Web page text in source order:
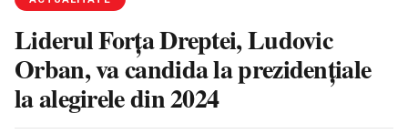
Liderul Forţa Dreptei, Ludovic
Orban, va candida la prezidenţiale
la alegirele din 2024